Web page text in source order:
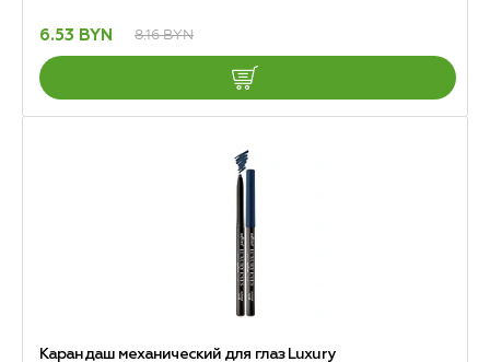
6.53 BYN 8.16 BYN
Карандаш механический для глаз Luxury